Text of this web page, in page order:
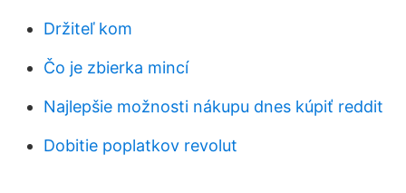
Držiteľ kom
Čo je zbierka mincí
Najlepšie možnosti nákupu dnes kúpiť reddit
Dobitie poplatkov revolut